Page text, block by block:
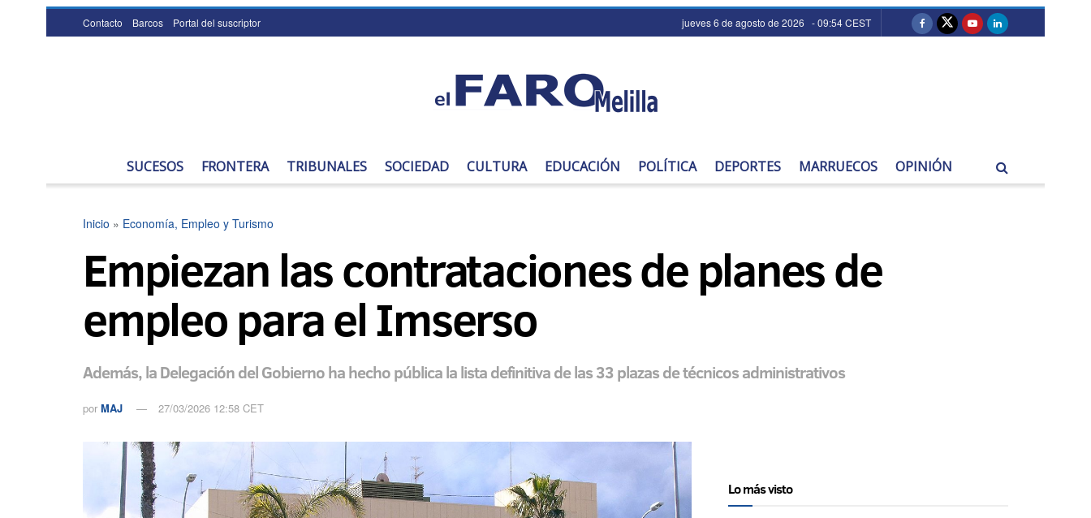
Contacto Barcos Portal del suscriptor jueves 6 de agosto de 2026 - 09:54 CEST
SUCESOS FRONTERA TRIBUNALES SOCIEDAD CULTURA EDUCACIÓN POLÍTICA DEPORTES MARRUECOS OPINIÓN
Inicio » Economía, Empleo y Turismo
Empiezan las contrataciones de planes de
empleo para el Imserso
Además, la Delegación del Gobierno ha hecho pública la lista definitiva de las 33 plazas de técnicos administrativos
por MAJ 27/03/2026 12:58 CET
Lo más visto